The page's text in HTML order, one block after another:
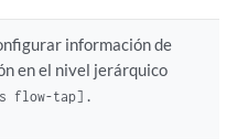
información de
en el nivel jerárquico
flow-tap] .